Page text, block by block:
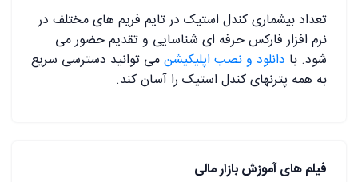
تعداد بیشماری کندل استیک در تایم فریم های مختلف در
نرم افزار فارکس حرفه ای شناسایی و تقدیم حضور می
شود. با دانلود و نصب اپلیکیشنمی توانید دسترسی سریع
به همه پترنهای کندل استیک را آسان کند.
فیلم های آموزش بازار مالی